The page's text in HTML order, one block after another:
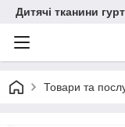
Дитячі тканини
Товари та